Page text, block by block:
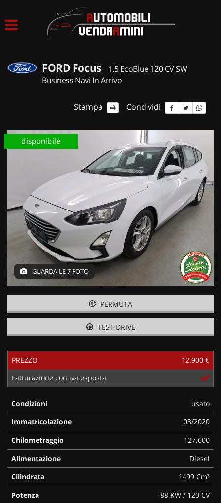
ACQUISTIAMO USATO
CONTATTI
FORD Focus
1.5 EcoBlue 120 CV SW
Business Navi In Arrivo
Stampa Condividi
disponibile
GUARDA LE 7 FOTO
PERMUTA
TEST-DRIVE
PREZZO
12.900 €
Fatturazione con iva esposta
Condizioni
usato
Immatricolazione
03/2020
Chilometraggio
127.600
Alimentazione
Diesel
Cilindrata
1499 Cm³
Potenza
88 KW / 120 CV